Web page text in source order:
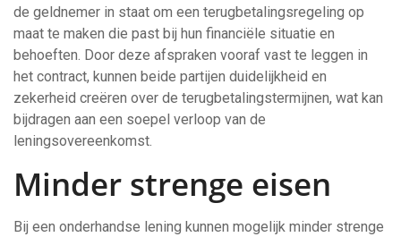
de geldnemer in staat om een terugbetalingsregeling op
maat te maken die past bij hun financiële situatie en
behoeften. Door deze afspraken vooraf vast te leggen in
het contract, kunnen beide partijen duidelijkheid en
zekerheid creëren over de terugbetalingstermijnen, wat kan
bijdragen aan een soepel verloop van de
leningsovereenkomst.
Minder strenge eisen
Bij een onderhandse lening kunnen mogelijk minder strenge